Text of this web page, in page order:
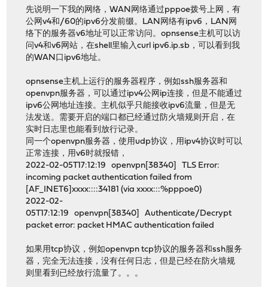
先说明一下我的网络，WAN网络通过pppoe拨号上网，有
公网v4和/60的ipv6分发前缀。LAN网络有ipv6，LAN网
络下的服务器v6地址可以正常访问。opnsense主机可以访
问v4和v6网站，在shell里输入curl ipv6.ip.sb，可以看到我
的WAN口ipv6地址。
opnsense主机上运行的服务器程序，例如ssh服务器和
openvpn服务器，可以通过ipv4公网ip连接，但是不能通过
ipv6公网地址连接。主机似乎只能接收ipv6流量，但是无
法发送。需要开启的端口都已经通过防火墙规则开启，在
实时日志里也能看到放行记录。
同一个openvpn服务器，使用udp协议，用ipv4协议时可以
正常连接，用v6时就报错，
2022-02-05T17:12:19 openvpn[38340] TLS Error:
incoming packet authentication failed from
[AF_INET6]xxxx::::34181 (via xxxx:::%pppoe0)
2022-02-
05T17:12:19 openvpn[38340] Authenticate/Decrypt
packet error: packet HMAC authentication failed
如果用tcp协议，例如openvpn tcp协议的服务器和ssh服务
器，完全无法连接，没有任何日志，但是已经在防火墙规
则里看到已经放行流量了。。。